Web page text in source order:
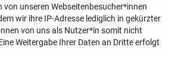
aus der DFG direkt in Ihr Mailpostfach oder
von unseren Webseitenbesucher*innen
wir ihre IP-Adresse lediglich in gekürzter
von uns als Nutzer*in somit nicht
Weitergabe Ihrer Daten an Dritte erfolgt